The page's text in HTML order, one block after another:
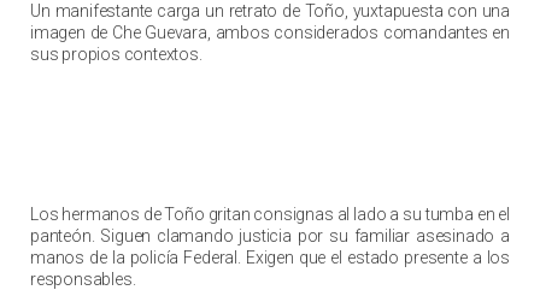
Un manifestante carga un retrato de Toño, yuxtapuesta con una
imagen de Che Guevara, ambos considerados comandantes en
sus propios contextos.
Los hermanos de Toño gritan consignas al lado a su tumba en el
panteón. Siguen clamando justicia por su familiar asesinado a
manos de la policía Federal. Exigen que el estado presente a los
responsables.